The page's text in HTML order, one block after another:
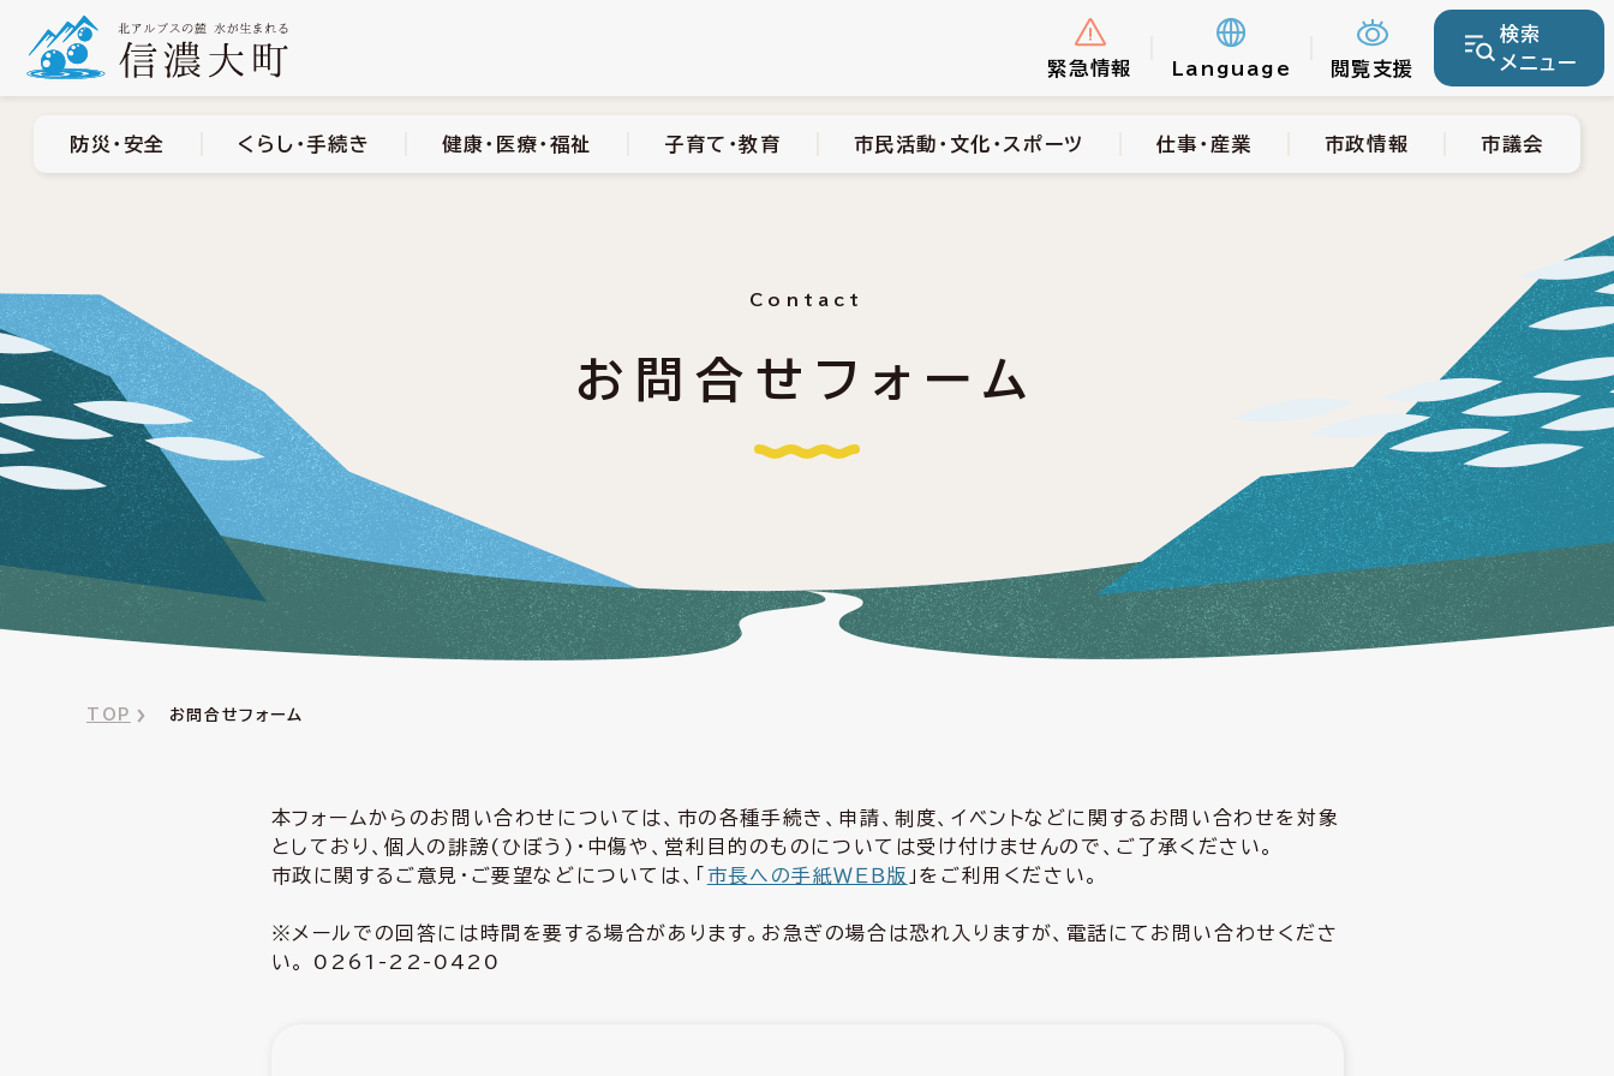
緊急情報 Language 閲覧支援
検索
メニュー
市民活動・文化・スポーツ 市政情報 市議会
防災・安全 くらし・手続き 健康・医療・福祉 子育て・教育 市民活動・文化・スポーツ 仕事・産業 市政情報 市議会
Contact
お問合せフォーム
TOP お問合せフォーム
本フォームからのお問い合わせについては、市の各種手続き、申請、制度、イベントなどに関するお問い合わせを対象
としており、個人の誹謗(ひぼう)・中傷や、営利目的のものについては受け付けませんので、ご了承ください。
市政に関するご意見・ご要望などについては、「 市長への手紙ＷＥＢ版 」をご利用ください。
※メールでの回答には時間を要する場合があります。お急ぎの場合は恐れ入りますが、電話にてお問い合わせくださ
い。 0261-22-0420